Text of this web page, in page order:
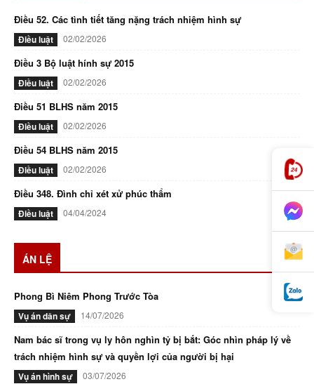
Điều 52. Các tình tiết tăng nặng trách nhiệm hình sự
Điều luật 02/02/2026
Điều 3 Bộ luật hính sự 2015
Điều luật 02/02/2026
Điều 51 BLHS năm 2015
Điều luật 02/02/2026
Điều 54 BLHS năm 2015
Điều luật 02/02/2026
Điều 348. Đình chỉ xét xử phúc thẩm
Điều luật 04/04/2024
ÁN LỆ
Phong Bì Niêm Phong Trước Tòa
Vụ án dân sự 14/07/2026
Nam bác sĩ trong vụ ly hôn nghìn tỷ bị bắt: Góc nhìn pháp lý về
trách nhiệm hình sự và quyền lợi của người bị hại
Vụ án hình sự 03/07/2026